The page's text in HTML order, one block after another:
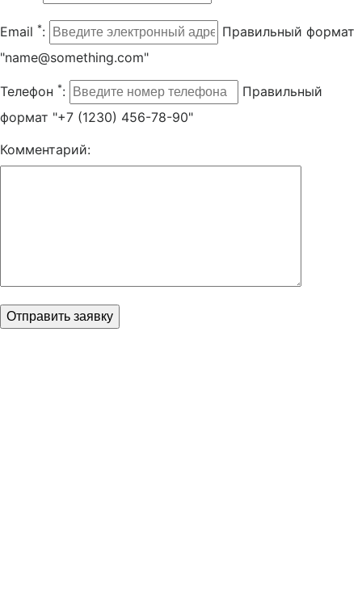
Email *:
Правильный формат
"name@something.com"
Телефон *:
Правильный
формат "+7 (1230) 456-78-90"
Комментарий: